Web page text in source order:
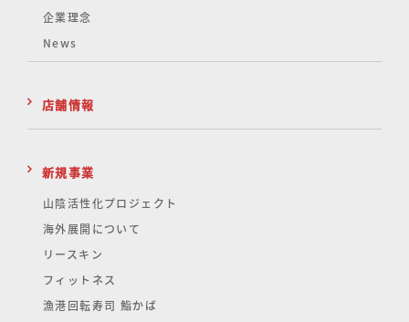
企業理念
News
店舗情報
新規事業
山陰活性化プロジェクト
海外展開について
リースキン
フィットネス
漁港回転寿司 鮨かば